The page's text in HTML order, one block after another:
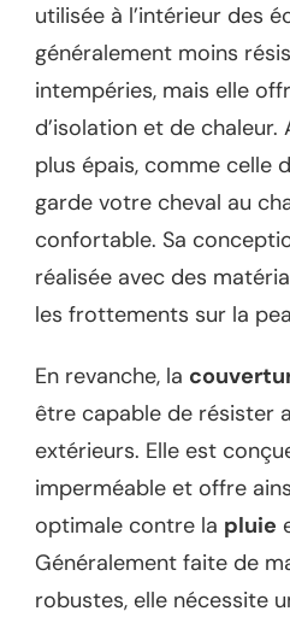
utilisée à l’intérieur des
généralement moins
intempéries, mais elle
d’isolation et de chaleur.
plus épais, comme celle
garde votre cheval au
confortable. Sa
réalisée avec des
les frottements sur la
En revanche, la
être capable de résister
extérieurs. Elle est
imperméable et offre
optimale contre la pluie
Généralement faite de
robustes, elle nécessite